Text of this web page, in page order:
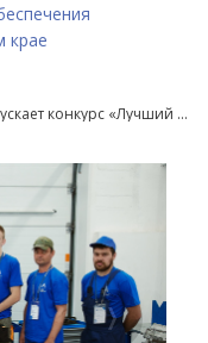
крае
ХК ИРО запускает конкурс «Лучший доброволец «Абилимпикс» - 2025 Хабаровского края»